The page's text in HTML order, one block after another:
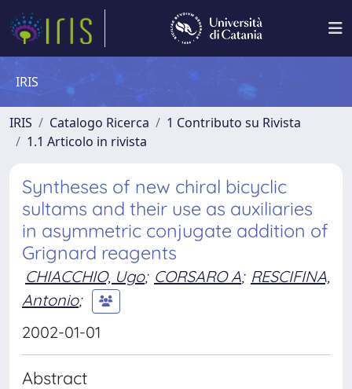
IRIS
IRIS Catalogo Ricerca
1 Contributo su Rivista
1.1 Articolo in rivista
Syntheses of new chiral bicyclic
sultams and their use as auxiliaries
in asymmetric conjugate addition of
Grignard reagents
CHIACCHIO, Ugo; CORSARO A; RESCIFINA,
Antonio;
2002-01-01
Abstract